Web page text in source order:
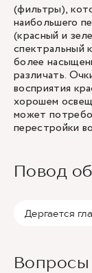
(фильтры),
наибольшего
(красный и
спектральный
более
различать.
восприятия
хорошем
может
перестройки
Повод
Дергается
Вопросы